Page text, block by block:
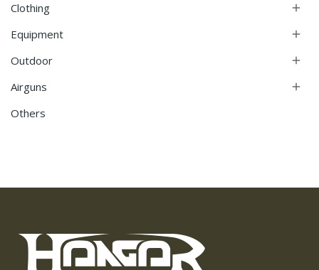
Clothing 
Equipment 
Outdoor 
Airguns 
Others